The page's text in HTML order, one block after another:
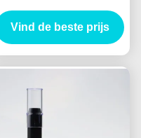
Double-headed Hollow
Pretty Container
Oogschaduw Eyeliner
Vind de beste prijs